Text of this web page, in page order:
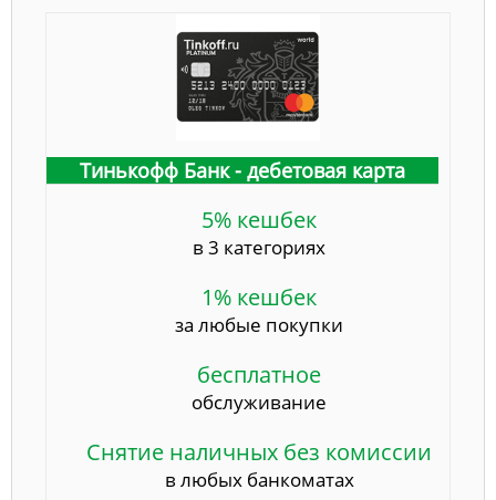
Тинькофф Банк - дебетовая карта
5% кешбек
в 3 категориях
1% кешбек
за любые покупки
бесплатное
обслуживание
Снятие наличных без комиссии
в любых банкоматах